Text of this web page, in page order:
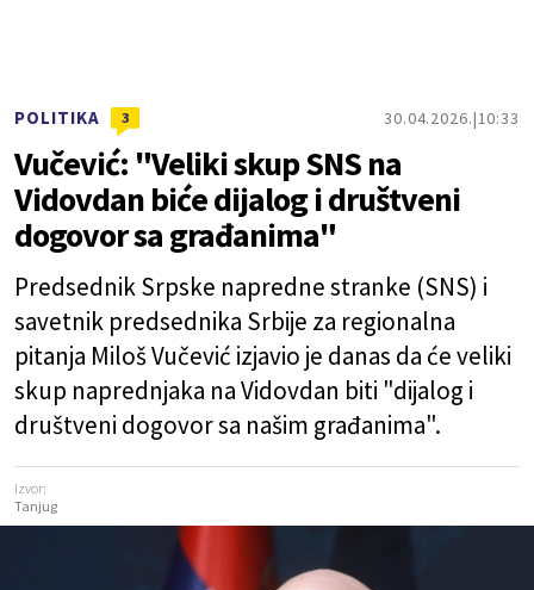
POLITIKA 3 30.04.2026. 10:33
Vučević: "Veliki skup SNS na
Vidovdan biće dijalog i društveni
dogovor sa građanima"
Predsednik Srpske napredne stranke (SNS) i
savetnik predsednika Srbije za regionalna
pitanja Miloš Vučević izjavio je danas da će veliki
skup naprednjaka na Vidovdan biti "dijalog i
društveni dogovor sa našim građanima".
Izvor:
Tanjug